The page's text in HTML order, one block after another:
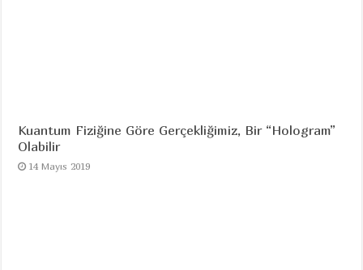
Kuantum Fiziğine Göre Gerçekliğimiz, Bir “Hologram”
Olabilir
14 Mayıs 2019